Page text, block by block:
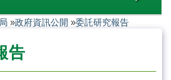
»政府資訊公開 »委託研究報告
告